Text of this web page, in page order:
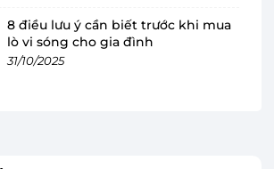
các chế độ nấu, mang lại sự
sử dụng, ngay cả với người lớn
8 điều lưu ý cần biết trước khi mua
lò vi sóng cho gia đình
31/10/2025